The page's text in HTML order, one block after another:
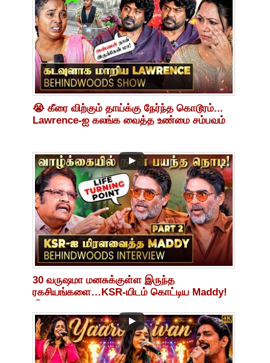
😭 கீரை விற்கும் தாய்க்கு நேர்ந்த கொடூரம்...
Lawrence-ஐ கலங்க வைத்த உண்மை சம்பவம்
30 வருஷமா மனசுக்குள்ள இருந்த
ரகசியங்களை…KSR-யிடம் கொட்டிய Maddy!